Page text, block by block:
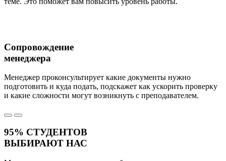
Сопровождение
менеджера
Менеджер проконсультирует какие документы нужно
подготовить и куда подать, подскажет как ускорить проверку
и какие сложности могут возникнуть с преподавателем.
95% СТУДЕНТОВ
ВЫБИРАЮТ НАС